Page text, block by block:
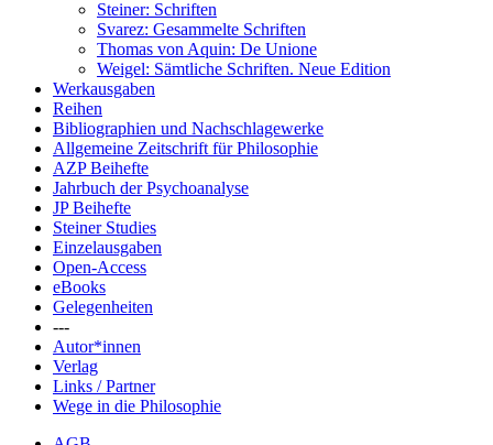
Steiner: Schriften
Svarez: Gesammelte Schriften
Thomas von Aquin: De Unione
Weigel: Sämtliche Schriften. Neue Edition
Werkausgaben
Reihen
Bibliographien und Nachschlagewerke
Allgemeine Zeitschrift für Philosophie
AZP Beihefte
Jahrbuch der Psychoanalyse
JP Beihefte
Steiner Studies
Einzelausgaben
Open-Access
eBooks
Gelegenheiten
---
Autor*innen
Verlag
Links / Partner
Wege in die Philosophie